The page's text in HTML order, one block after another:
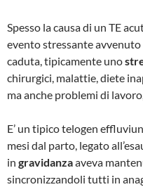
Spesso la causa di un TE
evento stressante avvenuto
caduta, tipicamente uno
chirurgici, malattie, diete
ma anche problemi di
E’ un tipico telogen
mesi dal parto, legato
in gravidanzaaveva
sincronizzandoli tutti in